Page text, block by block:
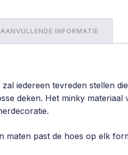
AANVULLENDE INFORMATIE
iedereen tevreden stellen
deken. Het minky
maten past de hoes op elk